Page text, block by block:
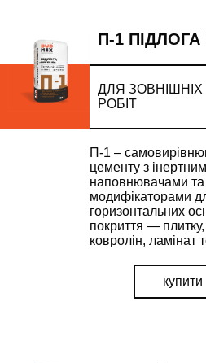
П-1 ПІДЛОГА
ДЛЯ ЗОВНІШНІХ
РОБІТ
П-1 –
цементу з
наповнювачами
модифікаторами
горизонтальних
покриття —
ковролін, ламінат
купити